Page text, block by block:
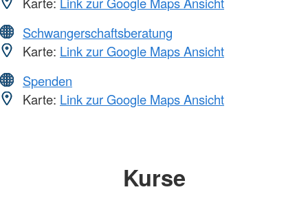
Schwangerschaftsberatung
Karte: Link zur Google Maps Ansicht
Spenden
Karte: Link zur Google Maps Ansicht
Kurse